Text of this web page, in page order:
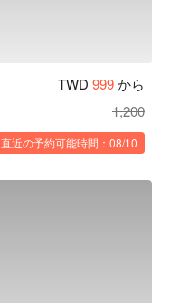
TWD 999から
1,200
直近の予約可能時間：08/10